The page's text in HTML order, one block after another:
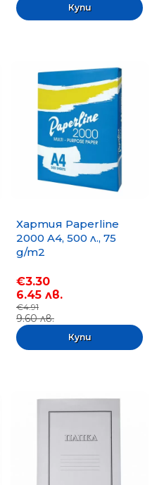
Хартия Paperline
2000 A4, 500 л., 75
g/m2
€3.30
6.45 лв.
€4.91
9.60 лв.